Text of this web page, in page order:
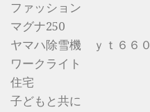
ファッション
マグナ250
ヤマハ除雪機 ｙｔ６６０
ワークライト
住宅
子どもと共に